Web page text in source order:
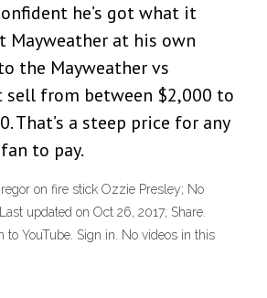
he’s got what it
Mayweather at his own
the Mayweather vs
sell from between $2,000 to
That’s a steep price for any
to pay.
on fire stick Ozzie Presley; No
updated on Oct 26, 2017; Share.
to YouTube. Sign in. No videos in this